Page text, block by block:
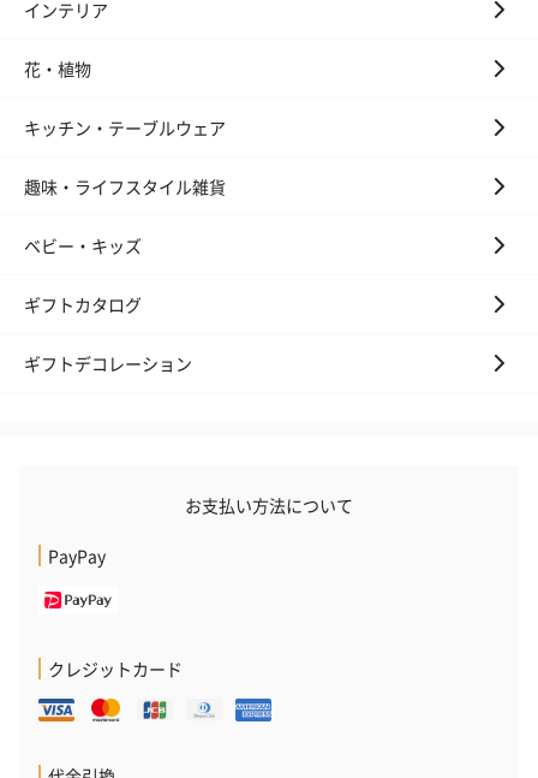
インテリア
花・植物
キッチン・テーブルウェア
趣味・ライフスタイル雑貨
ベビー・キッズ
ギフトカタログ
ギフトデコレーション
お支払い方法について
PayPay
クレジットカード